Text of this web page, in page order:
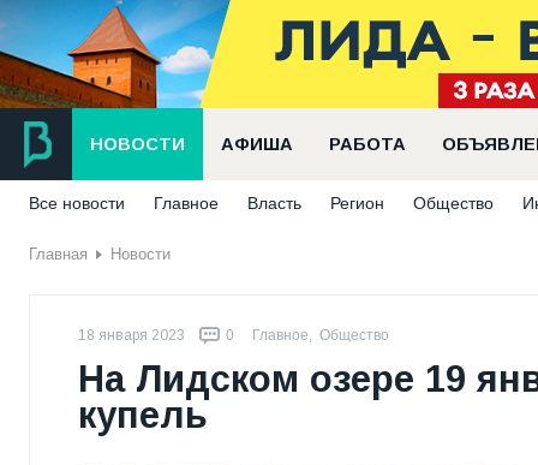
НОВОСТИ АФИША РАБОТА
Все новости Главное Власть Регион Общество
Главная Новости
18 января 2023 0 Главное, Общество
На Лидском озере 19
купель